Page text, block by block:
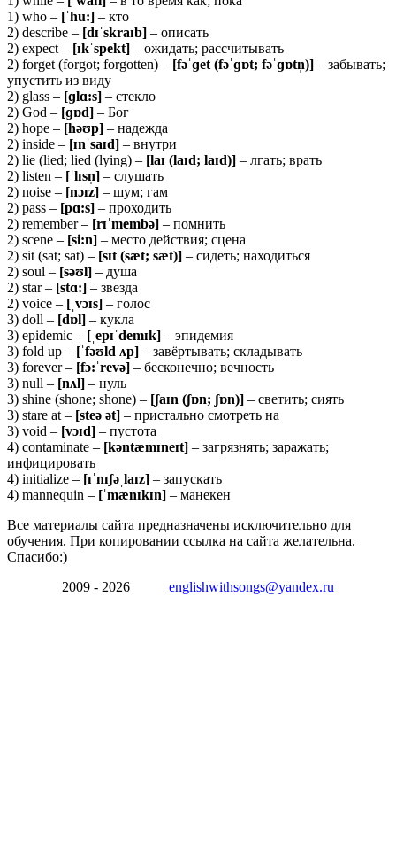
1) who – [ˈhu:] – кто
2) describe – [dɪˈskraɪb] – описать
2) expect – [ɪkˈspekt] – ожидать; рассчитывать
2) forget (forgot; forgotten) – [fəˈɡet (fəˈɡɒt; fəˈɡɒtn̩)] – забывать;
упустить из виду
2) glass – [ɡlɑ:s] – стекло
2) God – [ɡɒd] – Бог
2) hope – [həʊp] – надежда
2) inside – [ɪnˈsaɪd] – внутри
2) lie (lied; lied (lying) – [laɪ (laɪd; laɪd)] – лгать; врать
2) listen – [ˈlɪsn̩] – слушать
2) noise – [nɔɪz] – шум; гам
2) pass – [pɑ:s] – проходить
2) remember – [rɪˈmembə] – помнить
2) scene – [si:n] – место действия; сцена
2) sit (sat; sat) – [sɪt (sæt; sæt)] – сидеть; находиться
2) soul – [səʊl] – душа
2) star – [stɑ:] – звезда
2) voice – [ˌ vɔɪs] – голос
3) doll – [dɒl] – кукла
3) epidemic – [ˌ epɪˈdemɪk] – эпидемия
3) fold up – [ˈfəʊld ʌp] – завёртывать; складывать
3) forever – [fɔ:ˈrevə] – бесконечно; вечность
3) null – [nʌl] – нуль
3) shine (shone; shone) – [ʃaɪn (ʃɒn; ʃɒn)] – светить; сиять
3) stare at – [steə ət] – пристально смотреть на
3) void – [vɔɪd] – пустота
4) contaminate – [kəntæmɪneɪt] – загрязнять; заражать;
инфицировать
4) initialize – [ɪˈnɪʃəˌ laɪz] – запускать
4) mannequin – [ˈmænɪkɪn] – манекен
Все материалы сайта предназначены исключительно для
обучения. При копировании ссылка на сайта желательна.
Спасибо:)
2009 - 2026 englishwithsongs@yandex.ru